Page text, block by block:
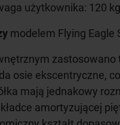
użytkownika: 120
modelem Flying Eagle
osie ekscentryczne,
mają jednakowy
amortyzującej